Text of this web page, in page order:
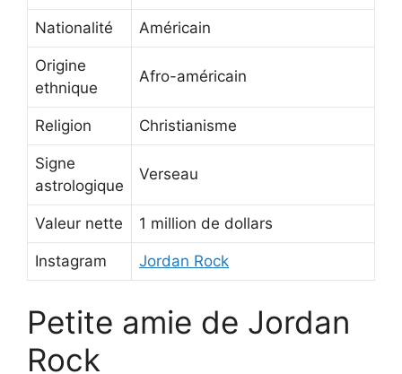
Nationalité Américain
Origine
ethnique
Afro-américain
Religion Christianisme
Signe
astrologique
Verseau
Valeur nette 1 million de dollars
Instagram Jordan Rock
Petite amie de Jordan
Rock